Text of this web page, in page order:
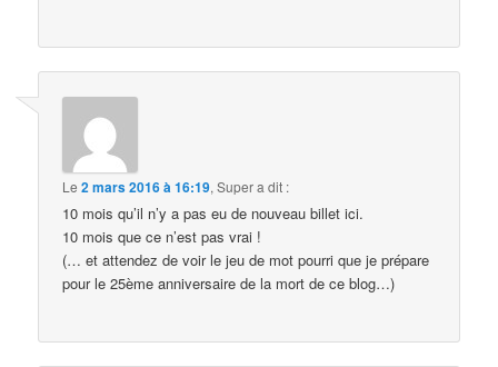
Le2 mars 2016 à 16:19,Supera dit :
10 mois qu’il n’y a pas eu de nouveau billet ici.
10 mois que ce n’est pas vrai !
(… et attendez de voir le jeu de mot pourri que je prépare
pour le 25ème anniversaire de la mort de ce blog…)